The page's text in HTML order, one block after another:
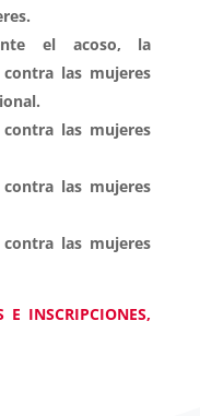
el acoso, la
las mujeres
las mujeres
las mujeres
las mujeres
E INSCRIPCIONES,